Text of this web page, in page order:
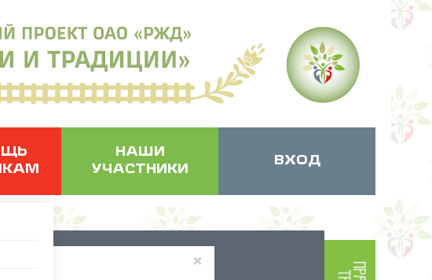
НАШИ
УЧАСТНИКИ
ВХОД
×